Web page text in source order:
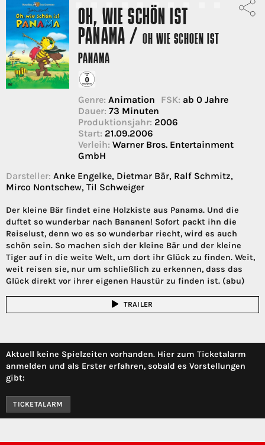
OH, WIE SCHÖN IST
PANAMA / OH WIE SCHOEN IST
PANAMA
Genre: Animation FSK: ab 0 Jahre
Dauer: 73 Minuten
Produktionsjahr: 2006
Start: 21.09.2006
Verleih: Warner Bros. Entertainment
GmbH
Darsteller: Anke Engelke, Dietmar Bär, Ralf Schmitz,
Mirco Nontschew, Til Schweiger
Der kleine Bär findet eine Holzkiste aus Panama. Und die
duftet so wunderbar nach Bananen! Sofort packt ihn die
Reiselust, denn wo es so wunderbar riecht, wird es auch
schön sein. So machen sich der kleine Bär und der kleine
Tiger auf in die weite Welt, um dort ihr Glück zu finden. Weit,
weit reisen sie, nur um schließlich zu erkennen, dass das
Glück direkt vor ihrer eigenen Haustür zu finden ist. (abu)
TRAILER
Aktuell keine Spielzeiten vorhanden. Hier zum Ticketalarm
anmelden und als Erster erfahren, sobald es Vorstellungen
gibt:
TICKETALARM